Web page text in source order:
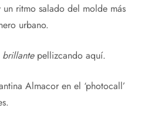
ritmo salado del molde más
urbano.
pellizcando aquí.
Almacor en el ‘photocall’